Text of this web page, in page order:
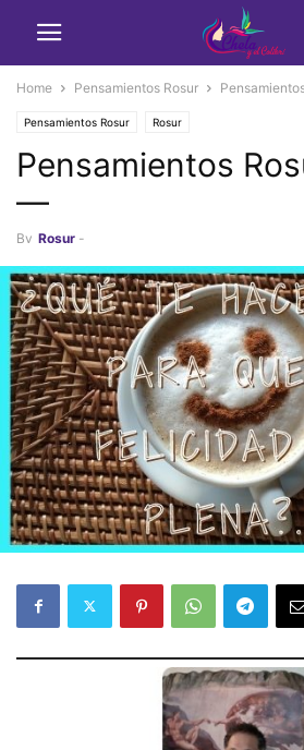
Home Pensamientos Rosur
Pensamientos Rosur Rosur
Pensamientos
—
By Rosur -